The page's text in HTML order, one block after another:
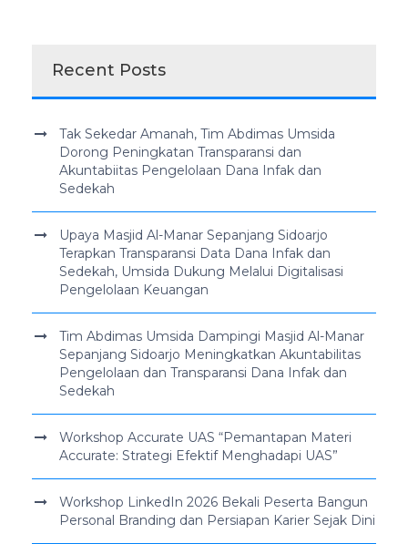
Recent Posts
Tak Sekedar Amanah, Tim Abdimas Umsida
Dorong Peningkatan Transparansi dan
Akuntabiitas Pengelolaan Dana Infak dan
Sedekah
Upaya Masjid Al-Manar Sepanjang Sidoarjo
Terapkan Transparansi Data Dana Infak dan
Sedekah, Umsida Dukung Melalui Digitalisasi
Pengelolaan Keuangan
Tim Abdimas Umsida Dampingi Masjid Al-Manar
Sepanjang Sidoarjo Meningkatkan Akuntabilitas
Pengelolaan dan Transparansi Dana Infak dan
Sedekah
Workshop Accurate UAS “Pemantapan Materi
Accurate: Strategi Efektif Menghadapi UAS”
Workshop LinkedIn 2026 Bekali Peserta Bangun
Personal Branding dan Persiapan Karier Sejak Dini